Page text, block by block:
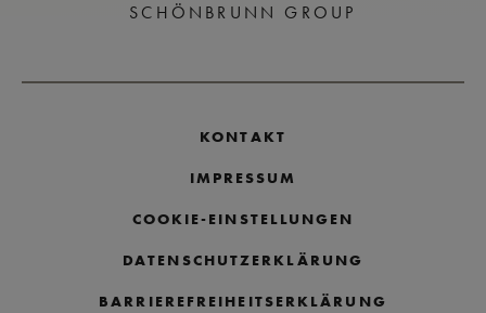
SCHÖNBRUNN GROUP
KONTAKT
IMPRESSUM
COOKIE-EINSTELLUNGEN
DATENSCHUTZERKLÄRUNG
BARRIEREFREIHEITSERKLÄRUNG